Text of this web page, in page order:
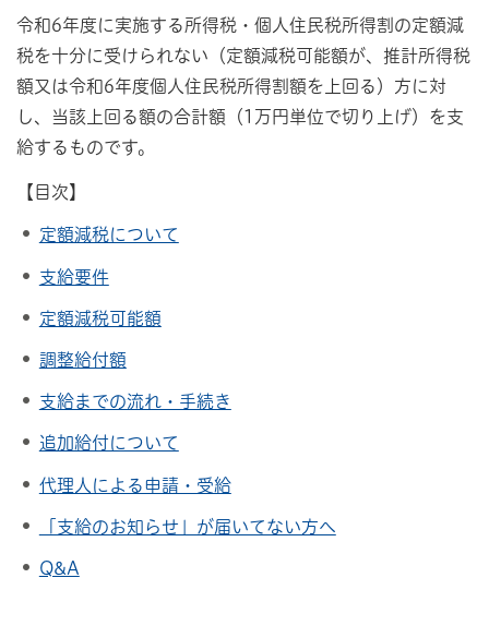
令和6年度に実施する所得税・個人住民税所得割の定額減
税を十分に受けられない（定額減税可能額が、推計所得税
額又は令和6年度個人住民税所得割額を上回る）方に対
し、当該上回る額の合計額（1万円単位で切り上げ）を支
給するものです。
【目次】
定額減税について
支給要件
定額減税可能額
調整給付額
支給までの流れ・手続き
追加給付について
代理人による申請・受給
「支給のお知らせ」が届いてない方へ
Q&A